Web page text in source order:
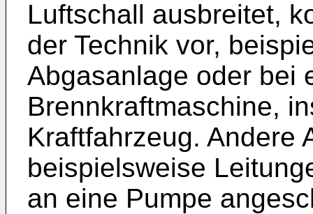
Luftschall ausbreitet,
der Technik vor,
Abgasanlage oder bei
Brennkraftmaschine,
Kraftfahrzeug. Andere
beispielsweise
an eine Pumpe